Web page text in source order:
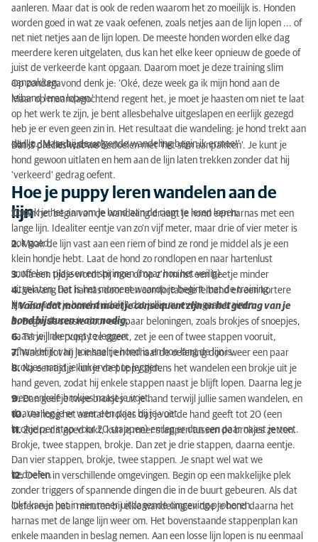
aanleren. Maar dat is ook de reden waarom het zo moeilijk is. Honden
worden goed in wat ze vaak oefenen, zoals netjes aan de lijn lopen ... of
net niet netjes aan de lijn lopen. De meeste honden worden elke dag
meerdere keren uitgelaten, dus kan het elke keer opnieuw de goede of
juist de verkeerde kant opgaan. Daarom moet je deze training slim
aanpakken.
Op zondagavond denk je: ‘Oké, deze week ga ik mijn hond aan de
leiband leren lopen.’
Maar op maandagochtend regent het, je moet je haasten om niet te laat
op het werk te zijn, je bent allesbehalve uitgeslapen en eerlijk gezegd
heb je er even geen zin in. Het resultaat die wandeling: je hond trekt aan
de lijn. ‘Maar bij de volgende wandeling begin ik ermee!’
Klinkt dat herkenbaar?
Dat is precies wat we bedoelen met 'het slim aanpakken'. Je kunt je
hond gewoon uitlaten en hem aan de lijn laten trekken zonder dat hij
'verkeerd' gedrag oefent.
Hoe je puppy leren wandelen aan de
lijn
Zo pak je het aan om je hond aan de riem te leren lopen:
1.Aan het begin van de wandeling draagt je hond een harnas met een
lange lijn. Idealiter eentje van zo'n vijf meter, maar drie of vier meter is
ook goed.
2.Maak de lijn vast aan een riem of bind ze rond je middel als je een
klein hondje hebt. Laat de hond zo rondlopen en naar hartenlust
snuffelen, plassen en springen (maar hou het veilig).
3.Na een tijdje wordt hij moe of op z'n minst een beetje minder
uitgelaten. Dat is het moment waarop je begint met de training.
4.Vervang het harnas door een comfortabele leiband en een kortere
lijn. Zo weet je hond duidelijk dat jullie nu even gaan trainen.
!! Vanaf dat moment moet je consequent zijn en het gedrag van je
hond bijsturen waar nodig.
5.Begin de sessie door een paar beloningen, zoals brokjes of snoepjes,
naast je linkervoet te leggen.
6.Terwijl de puppy ze opeet, zet je een of twee stappen vooruit,
afhankelijk van hoe snel je hond is en hoe lang de lijn is.
7.Wacht tot hij je inhaalt en herhaal de oefening door weer een paar
brokjes naast je linkervoet te leggen.
8.Na een tijdje kun je de puppy tijdens het wandelen een brokje uit je
hand geven, zodat hij enkele stappen naast je blijft lopen. Daarna leg je
weer enkele brokjes naast je voet.
9.Dan geef je twee brokjes uit je hand terwijl jullie samen wandelen, en
daarna leg je er weer een paar bij je voet.
10.Verhoog het aantal brokjes dat je uit de hand geeft tot 20 (een
brokje per stap voor 20 stappen) en leg er dan een paar naast je voet.
11.Zodra dit goed lukt, kun je meer stappen tussen de brokjes zetten.
Brokje, twee stappen, brokje. Dan zet je drie stappen, daarna eentje.
Dan vier stappen, brokje, twee stappen. Je snapt wel wat we
bedoelen.
12.Oefen in verschillende omgevingen. Begin op een makkelijke plek
zonder triggers of spannende dingen die in de buurt gebeuren. Als dat
lukt kan je het in een meer uitdagende omgeving proberen.
Oefen een paar minuten bij elke wandeling en doe je hond daarna het
harnas met de lange lijn weer om. Het bovenstaande stappenplan kan
enkele maanden in beslag nemen. Aan een losse lijn lopen is nu eenmaal